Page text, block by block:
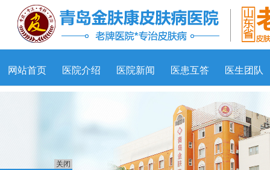
网站首页 医院介绍 医院新闻 医患互答 医生团队
关闭